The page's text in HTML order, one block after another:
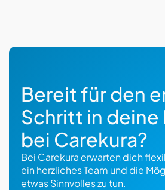
Bereit für den
Schritt in deine
bei Carekura?
Bei Carekura erwarten dich
ein herzliches Team und die
etwas Sinnvolles zu tun.